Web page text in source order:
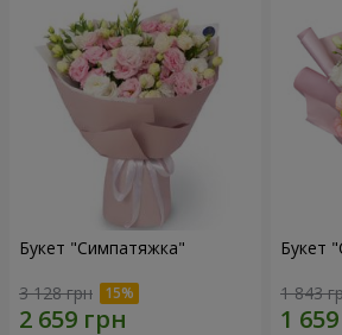
Букет "Симпатяжка"
3 128 грн
Букет
1 843